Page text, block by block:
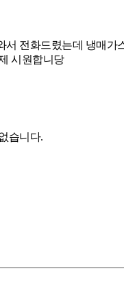
서 전화드렸는데 냉매가
시원합니당
습니다.